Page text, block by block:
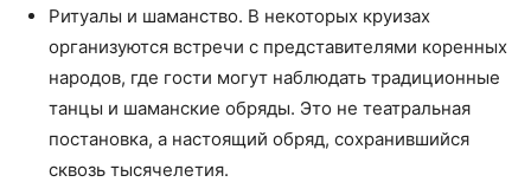
Ритуалы и шаманство. В некоторых круизах
организуются встречи с представителями коренных
народов, где гости могут наблюдать традиционные
танцы и шаманские обряды. Это не театральная
постановка, а настоящий обряд, сохранившийся
сквозь тысячелетия.